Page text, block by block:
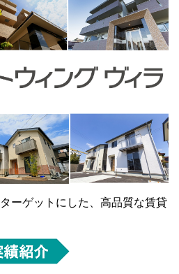
ーゲットにした、高品質な賃貸